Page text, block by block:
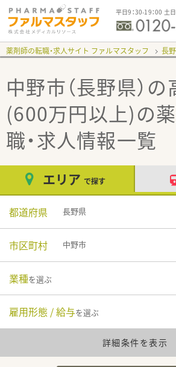
平日9：30-19：00 土
薬剤師の転職・求人サイト ファルマスタッフ 長
中野市（長野県）
(600万円以上)の
職・求人情報一覧
エリア で探す
都道府県 長野県
市区町村 中野市
業種を選ぶ
雇用形態 / 給与を選ぶ
詳細条件を表示